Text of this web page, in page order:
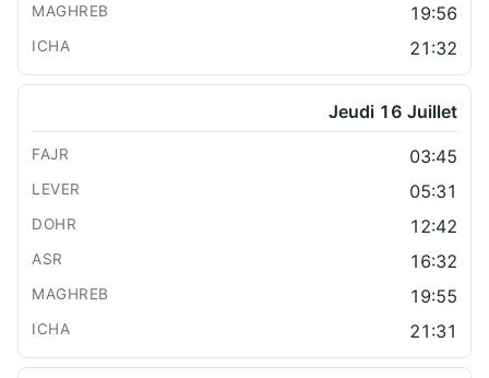
19:56
21:32
Jeudi 16 Juillet
03:45
05:31
12:42
16:32
19:55
21:31